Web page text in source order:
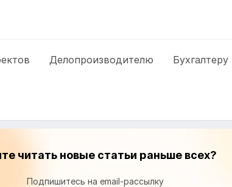
Делопроизводителю Бухгалтеру
читать новые статьи раньше всех?
Подпишитесь на email-рассылку